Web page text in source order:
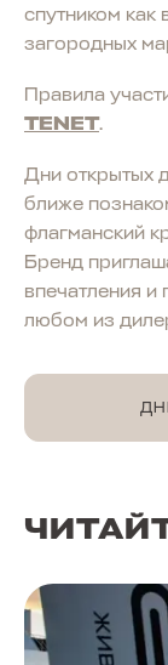
спутником как
загородных
Правила
TENET.
Дни открытых
ближе
флагманский
Бренд
впечатления
любом из